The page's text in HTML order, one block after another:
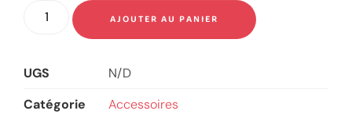
AJOUTER AU PANIER
UGS
N/D
Catégorie
Accessoires